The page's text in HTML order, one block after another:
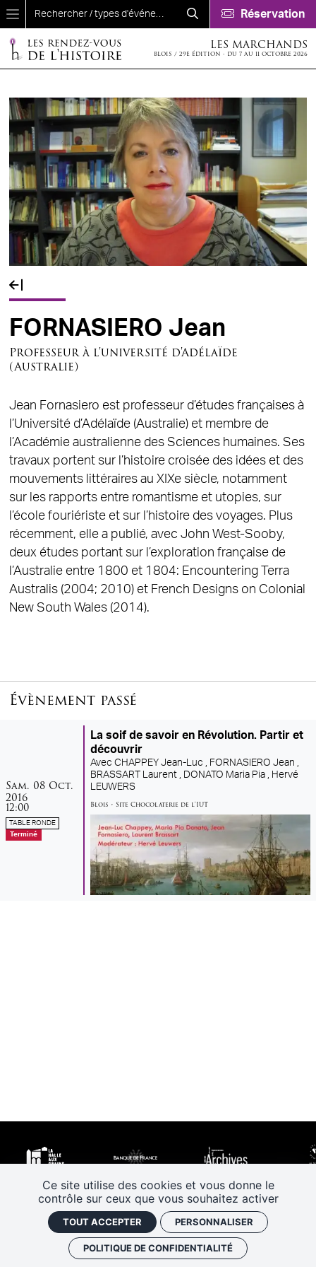
Ce site utilise des cookies et vous donne le
contrôle sur ceux que vous souhaitez activer
TOUT ACCEPTER PERSONNALISER
POLITIQUE DE CONFIDENTIALITÉ
Aller au contenu principal
Réservation
LES MARCHANDS
BLOIS / 29E ÉDITION - DU 7 AU 11 OCTOBRE 2026
Fil d'Ariane
FORNASIERO Jean
Professeur à l'université d'Adélaïde
(Australie)
Jean Fornasiero est professeur d’études françaises à
l’Université d’Adélaïde (Australie) et membre de
l’Académie australienne des Sciences humaines. Ses
travaux portent sur l’histoire croisée des idées et des
mouvements littéraires au XIXe siècle, notamment
sur les rapports entre romantisme et utopies, sur
l’école fouriériste et sur l’histoire des voyages. Plus
récemment, elle a publié, avec John West-Sooby,
deux études portant sur l’exploration française de
l’Australie entre 1800 et 1804: Encountering Terra
Australis (2004; 2010) et French Designs on Colonial
New South Wales (2014).
Évènement passé
samedi
Sam. 08 octobre
Oct.
2016
12:00
TABLE RONDE
Terminé
La soif de savoir en Révolution. Partir et
découvrir
Avec CHAPPEY Jean-Luc , FORNASIERO Jean ,
BRASSART Laurent , DONATO Maria Pia , Hervé
LEUWERS
Blois • Site Chocolaterie de l'IUT